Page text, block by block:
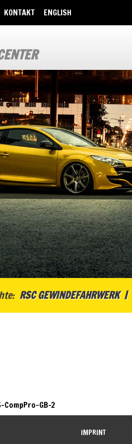
KONTAKT ENGLISH
RSC GEWINDEFAHRWERK
CompPro-GB-2
IMPRINT